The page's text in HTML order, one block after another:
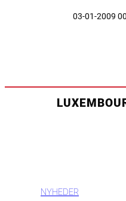
03-01-2009
NYHEDER